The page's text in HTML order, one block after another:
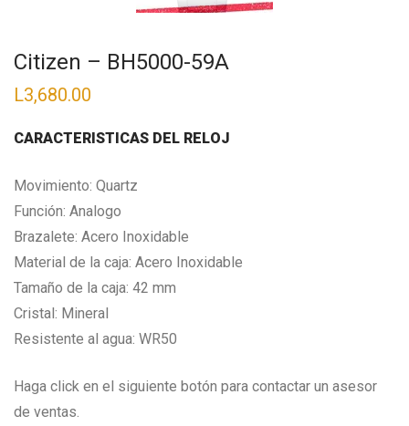
Citizen – BH5000-59A
L3,680.00
CARACTERISTICAS DEL RELOJ
Movimiento: Quartz
Función: Analogo
Brazalete: Acero Inoxidable
Material de la caja: Acero Inoxidable
Tamaño de la caja: 42 mm
Cristal: Mineral
Resistente al agua: WR50
Haga click en el siguiente botón para contactar un asesor
de ventas.